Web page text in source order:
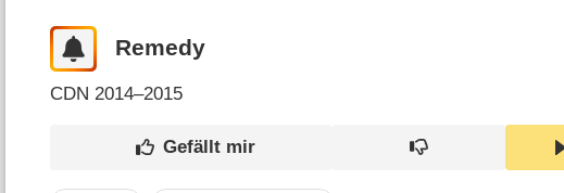
Remedy
CDN 2014–2015